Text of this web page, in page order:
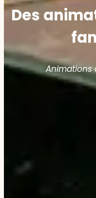
Des
Animations